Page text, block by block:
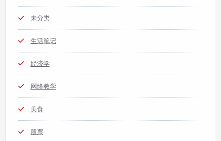
未分类
生活笔记
经济学
网络教学
美食
股票